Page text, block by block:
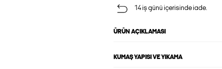
14 iş günü içerisinde iade.
ÜRÜN AÇIKLAMASI
KUMAŞ YAPISI VE YIKAMA